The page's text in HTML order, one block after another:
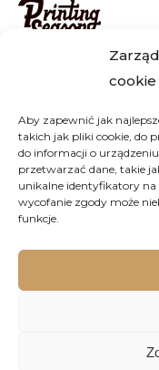
cookie
Aby zapewnić jak
takich jak pliki cookie, do
do informacji o
przetwarzać dane, takie
unikalne identyfikatory
wycofanie zgody może
funkcje.
osobistego złożenia
Jeżeli masz
mailowo lub
każde Twoje pytanie.
info@printing-
© 2020 Printing